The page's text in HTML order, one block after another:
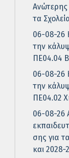
Ανώτερης
τα
06-08-26
την
ΠΕ04.04
06-08-26
την
ΠΕ04.02
06-08-26
σης για
και 2028-